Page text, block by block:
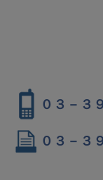
０３－３
０３－３